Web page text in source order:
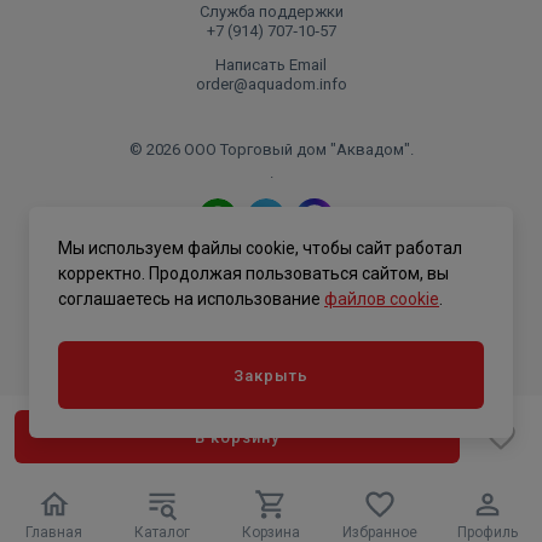
Главная Каталог Корзина Избранное Профиль
В корзину
Служба поддержки
+7 (914) 707‑10‑57
Написать Email
order@aquadom.info
© 2026 ООО Торговый дом "Аквадом".
.
Политика конфиденциальности
Мы используем файлы cookie, чтобы сайт работал
корректно. Продолжая пользоваться сайтом, вы
соглашаетесь на использование файлов cookie
Закрыть